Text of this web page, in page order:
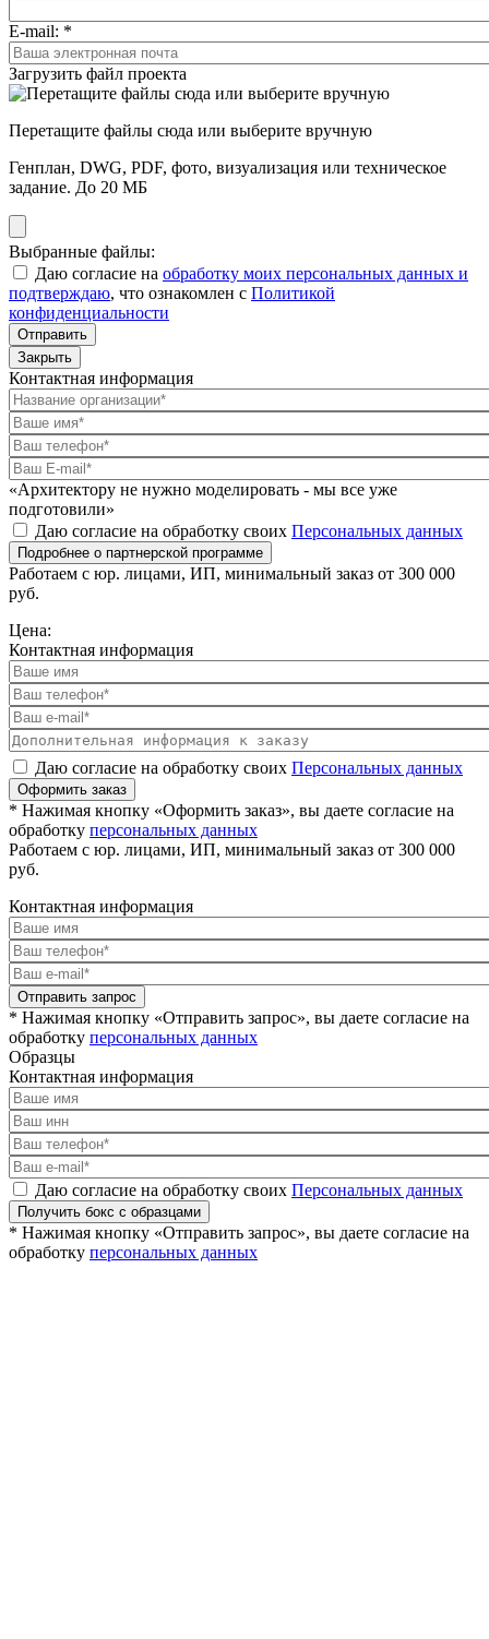
E-mail: *
Загрузить файл проекта
Перетащите файлы сюда или выберите вручную
Генплан, DWG, PDF, фото, визуализация или техническое
задание. До 20 МБ
Выбранные файлы:
Даю согласие на обработку моих персональных данных и
подтверждаю, что ознакомлен с Политикой
конфиденциальности
Отправить
Закрыть
Контактная информация
«Архитектору не нужно моделировать - мы все уже
подготовили»
Даю согласие на обработку своих Персональных данных
Подробнее о партнерской программе
Работаем с юр. лицами, ИП, минимальный заказ от 300 000
руб.
Цена:
Контактная информация
Даю согласие на обработку своих Персональных данных
Оформить заказ
* Нажимая кнопку «Оформить заказ», вы даете согласие на
обработку персональных данных
Работаем с юр. лицами, ИП, минимальный заказ от 300 000
руб.
Контактная информация
Отправить запрос
* Нажимая кнопку «Отправить запрос», вы даете согласие на
обработку персональных данных
Образцы
Контактная информация
Даю согласие на обработку своих Персональных данных
Получить бокс с образцами
* Нажимая кнопку «Отправить запрос», вы даете согласие на
обработку персональных данных